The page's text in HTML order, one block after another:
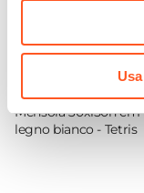
Mensola 30x150h cm
legno bianco - Tetris